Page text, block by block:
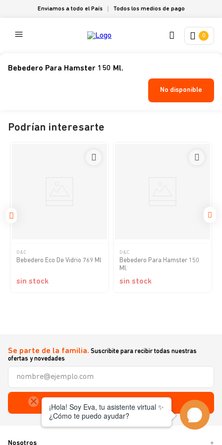
Enviamos a todo el País Todos los medios de pago
0
Bebedero Para Hamster 150 Ml.
No disponible
Podrían interesarte
D&C
Bebedero Eco De Vidrio 769 Ml
sin stock
D&C
Bebedero Para Hamster 150
Ml.
sin stock
Se parte de la familia. Suscribite para recibir todas nuestras
ofertas y novedades
Nosotros +